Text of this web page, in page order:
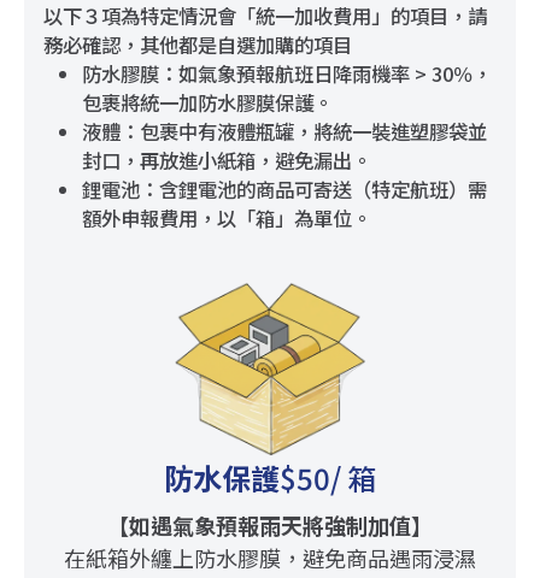
以下３項為特定情況會「統一加收費用」的項目，請
務必確認，其他都是自選加購的項目
防水膠膜：如氣象預報航班日降雨機率 > 30％，
包裹將統一加防水膠膜保護。
液體：包裹中有液體瓶罐，將統一裝進塑膠袋並
封口，再放進小紙箱，避免漏出。
鋰電池：含鋰電池的商品可寄送（特定航班）需
額外申報費用，以「箱」為單位。
防水保護$50/ 箱
【如遇氣象預報雨天將強制加值】
在紙箱外纏上防水膠膜，避免商品遇雨浸濕